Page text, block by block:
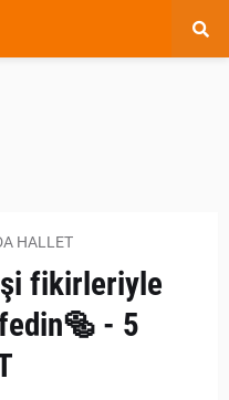
HALLET
fikirleriyle
- 5